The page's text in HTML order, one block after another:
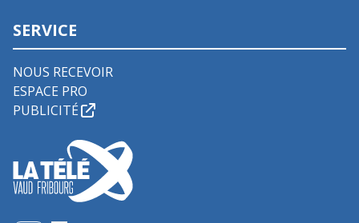
SERVICE
NOUS RECEVOIR
ESPACE PRO
PUBLICITÉ